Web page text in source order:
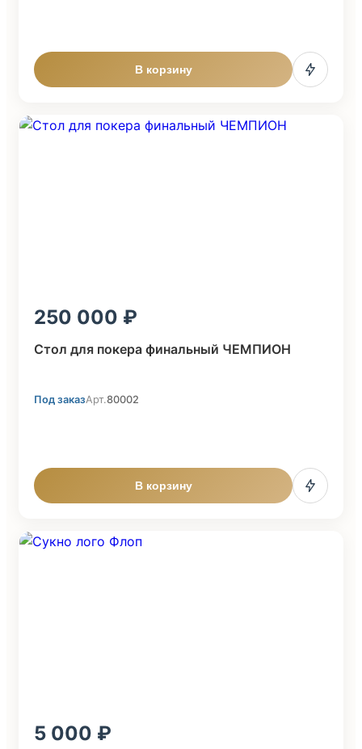
В корзину
250 000
Стол для покера финальный ЧЕМПИОН
Под заказАрт.80002
В корзину
5 000